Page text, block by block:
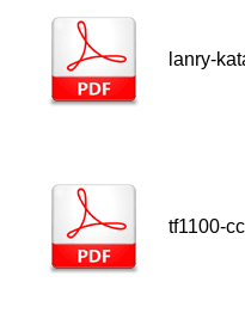
lanry-
tf1100-